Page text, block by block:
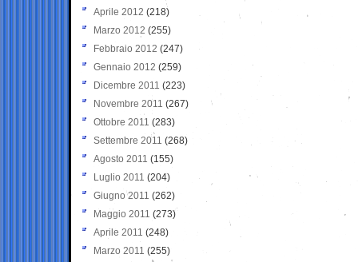
Aprile 2012 (218)
Marzo 2012 (255)
Febbraio 2012 (247)
Gennaio 2012 (259)
Dicembre 2011 (223)
Novembre 2011 (267)
Ottobre 2011 (283)
Settembre 2011 (268)
Agosto 2011 (155)
Luglio 2011 (204)
Giugno 2011 (262)
Maggio 2011 (273)
Aprile 2011 (248)
Marzo 2011 (255)